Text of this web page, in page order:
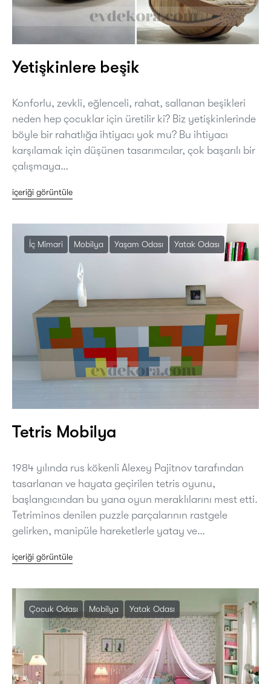
Yetişkinlere beşik
Konforlu, zevkli, eğlenceli, rahat, sallanan beşikleri
neden hep çocuklar için üretilir ki? Biz yetişkinlerinde
böyle bir rahatlığa ihtiyacı yok mu? Bu ihtiyacı
karşılamak için düşünen tasarımcılar, çok başarılı bir
çalışmaya…
içeriği görüntüle
İç Mimari Mobilya Yaşam Odası Yatak Odası
Tetris Mobilya
1984 yılında rus kökenli Alexey Pajitnov tarafından
tasarlanan ve hayata geçirilen tetris oyunu,
başlangıcından bu yana oyun meraklılarını mest etti.
Tetriminos denilen puzzle parçalarının rastgele
gelirken, manipüle hareketlerle yatay ve…
içeriği görüntüle
Çocuk Odası Mobilya Yatak Odası